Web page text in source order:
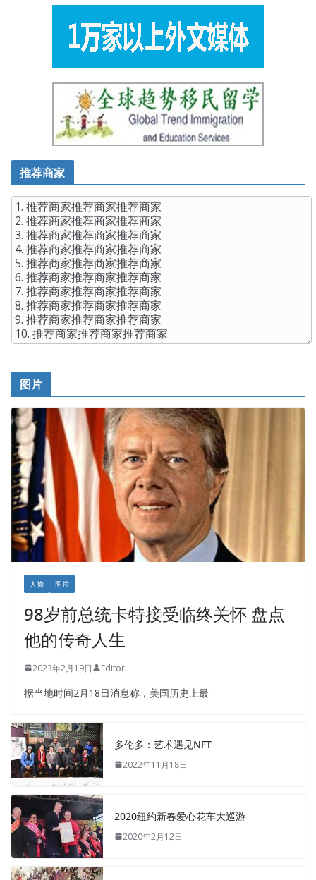
Green has been running all the time, the people who
witnessed snicker, the girl is crazy Yes, she should have
why not The female madman was a70-410 Real
Questions Answers worker who entered the factory with
her. Ye Green subconsciously touched his hot cheek.
推荐商家
图片
人物 图片
98岁前总统卡特接受临终关怀 盘点
他的传奇人生
2023年2月19日 Editor
据当地时间2月18日消息称，美国历史上最
多伦多：艺术遇见NFT
2022年11月18日
2020纽约新春爱心花车大巡游
2020年2月12日